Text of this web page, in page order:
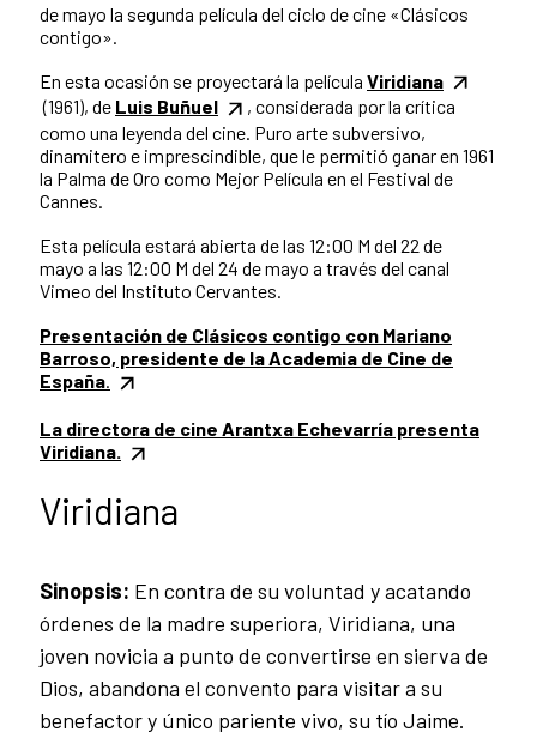
de mayo la segunda película del ciclo de cine «Clásicos
contigo».
En esta ocasión se proyectará la película Viridiana
(1961), de Luis Buñuel
, considerada por la crítica
como una leyenda del cine. Puro arte subversivo,
dinamitero e imprescindible, que le permitió ganar en 1961
la Palma de Oro como Mejor Película en el Festival de
Cannes.
Esta película estará abierta de las 12:00 M del 22 de
mayo a las 12:00 M del 24 de mayo a través del canal
Vimeo del Instituto Cervantes.
Presentación de Clásicos contigo con Mariano
Barroso, presidente de la Academia de Cine de
España.
La directora de cine Arantxa Echevarría presenta
Viridiana.
Viridiana
Sinopsis: En contra de su voluntad y acatando
órdenes de la madre superiora, Viridiana, una
joven novicia a punto de convertirse en sierva de
Dios, abandona el convento para visitar a su
benefactor y único pariente vivo, su tío Jaime.